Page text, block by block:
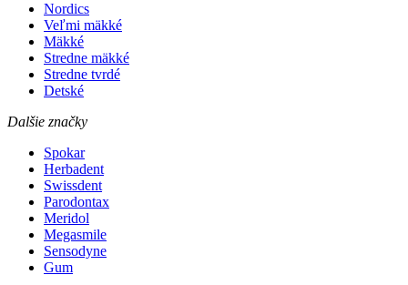
Nordics
Veľmi mäkké
Mäkké
Stredne mäkké
Stredne tvrdé
Detské
Dalšie značky
Spokar
Herbadent
Swissdent
Parodontax
Meridol
Megasmile
Sensodyne
Gum